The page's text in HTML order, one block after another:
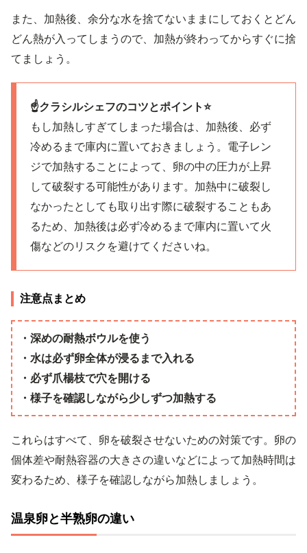
また、加熱後、余分な水を捨てないままにしておくとどん
どん熱が入ってしまうので、加熱が終わってからすぐに捨
てましょう。
☝️クラシルシェフのコツとポイント⭐️
もし加熱しすぎてしまった場合は、加熱後、必ず
冷めるまで庫内に置いておきましょう。電子レン
ジで加熱することによって、卵の中の圧力が上昇
して破裂する可能性があります。加熱中に破裂し
なかったとしても取り出す際に破裂することもあ
るため、加熱後は必ず冷めるまで庫内に置いて火
傷などのリスクを避けてくださいね。
注意点まとめ
・深めの耐熱ボウルを使う
・水は必ず卵全体が浸るまで入れる
・必ず爪楊枝で穴を開ける
・様子を確認しながら少しずつ加熱する
これらはすべて、卵を破裂させないための対策です。卵の
個体差や耐熱容器の大きさの違いなどによって加熱時間は
変わるため、様子を確認しながら加熱しましょう。
温泉卵と半熟卵の違い